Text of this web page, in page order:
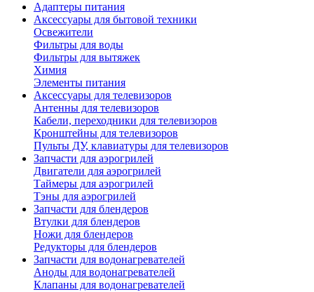
Адаптеры питания
Аксессуары для бытовой техники
Освежители
Фильтры для воды
Фильтры для вытяжек
Химия
Элементы питания
Аксессуары для телевизоров
Антенны для телевизоров
Кабели, переходники для телевизоров
Кронштейны для телевизоров
Пульты ДУ, клавиатуры для телевизоров
Запчасти для аэрогрилей
Двигатели для аэрогрилей
Таймеры для аэрогрилей
Тэны для аэрогрилей
Запчасти для блендеров
Втулки для блендеров
Ножи для блендеров
Редукторы для блендеров
Запчасти для водонагревателей
Аноды для водонагревателей
Клапаны для водонагревателей